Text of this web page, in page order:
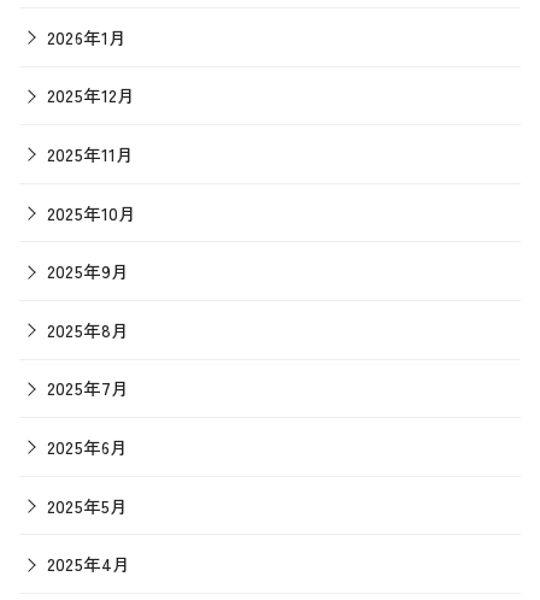
2026年1月
2025年12月
2025年11月
2025年10月
2025年9月
2025年8月
2025年7月
2025年6月
2025年5月
2025年4月